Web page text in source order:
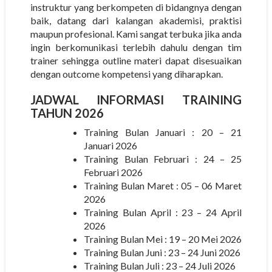
instruktur yang berkompeten di bidangnya dengan
baik, datang dari kalangan akademisi, praktisi
maupun profesional. Kami sangat terbuka jika anda
ingin berkomunikasi terlebih dahulu dengan tim
trainer sehingga outline materi dapat disesuaikan
dengan outcome kompetensi yang diharapkan.
JADWAL INFORMASI TRAINING
TAHUN 2026
Training Bulan Januari : 20 – 21
Januari 2026
Training Bulan Februari : 24 – 25
Februari 2026
Training Bulan Maret : 05 – 06 Maret
2026
Training Bulan April : 23 – 24 April
2026
Training Bulan Mei : 19 – 20 Mei 2026
Training Bulan Juni : 23 – 24 Juni 2026
Training Bulan Juli : 23 – 24 Juli 2026